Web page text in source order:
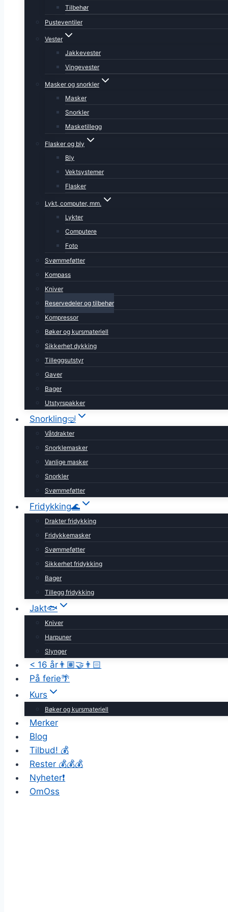
Tilbehør
Pusteventiler
Vester
Jakkevester
Vingevester
Masker og snorkler
Masker
Snorkler
Masketillegg
Flasker og bly
Bly
Vektsystemer
Flasker
Lykt, computer, mm.
Lykter
Computere
Foto
Svømmeføtter
Kompass
Kniver
Reservedeler og tilbehør
Kompressor
Bøker og kursmateriell
Sikkerhet dykking
Tilleggsutstyr
Gaver
Bager
Utstyrspakker
Snorkling🤿
Våtdrakter
Snorklemasker
Vanlige masker
Snorkler
Svømmeføtter
Fridykking🌊
Drakter fridykking
Fridykkemasker
Svømmeføtter
Sikkerhet fridykking
Bager
Tillegg fridykking
Jakt🐟
Kniver
Harpuner
Slynger
< 16 år👨🏽‍🤝‍👨🏻
På ferie🌴
Kurs
Bøker og kursmateriell
Merker
Blog
Tilbud! 💰
Rester 💰💰💰
Nyheter❗
OmOss